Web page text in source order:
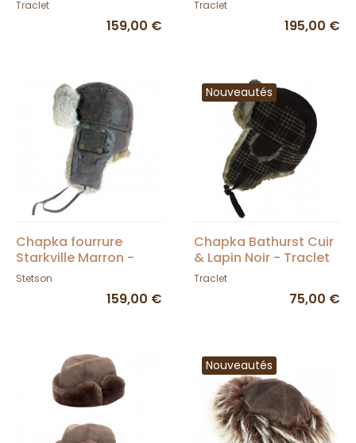
Traclet
159,00 €
Traclet
195,00 €
Chapka fourrure
Starkville Marron -
Stetson
Stetson
159,00 €
Nouveautés
Chapka Bathurst Cuir
& Lapin Noir - Traclet
Traclet
75,00 €
Nouveautés